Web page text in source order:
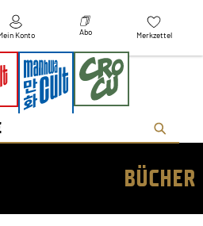
Konto Abo Merkzettel
BÜCHER